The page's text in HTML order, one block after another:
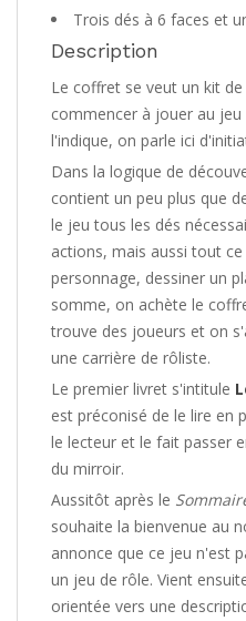
Trois dés à 6 faces et
Description
Le coffret se veut un kit
commencer à jouer au
l'indique, on parle ici
Dans la logique de
contient un peu plus que
le jeu tous les dés
actions, mais aussi tout
personnage, dessiner un
somme, on achète le
trouve des joueurs et on
une carrière de rôliste.
Le premier livret s'intitule
est préconisé de le lire en
le lecteur et le fait passer
du mirroir.
Aussitôt après le
souhaite la bienvenue au
annonce que ce jeu n'est
un jeu de rôle. Vient
orientée vers une